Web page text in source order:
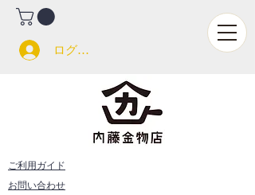
ログイン
ご利用ガイド
お問い合わせ